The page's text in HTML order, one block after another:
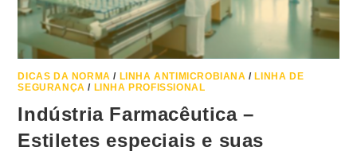
DICAS DA NORMA / LINHA ANTIMICROBIANA / LINHA DE
SEGURANÇA / LINHA PROFISSIONAL
Indústria Farmacêutica –
Estiletes especiais e suas